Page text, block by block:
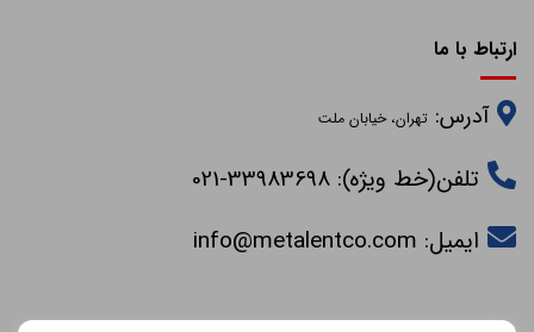
ارتباط با ما
آدرس:تهران، خیابان ملت
تلفن(خط ویژه): 33983698-021
ایمیل:info@metalentco.com